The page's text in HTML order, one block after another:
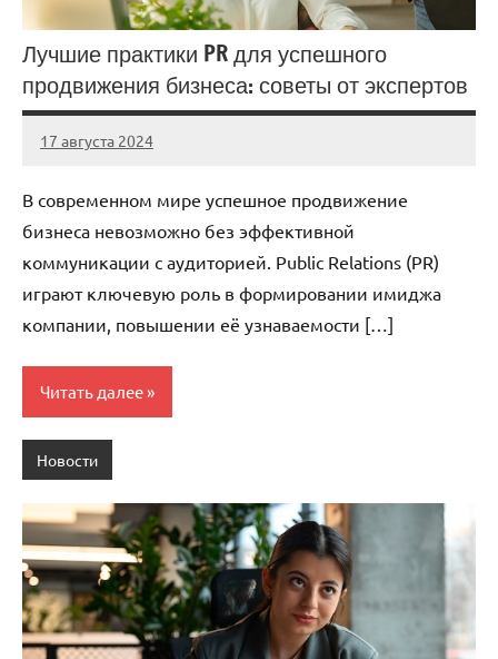
Лучшие практики PR для успешного
продвижения бизнеса: советы от экспертов
17 августа 2024
Avtor
Нет
В современном мире успешное продвижение
бизнеса невозможно без эффективной
коммуникации с аудиторией. Public Relations (PR)
играют ключевую роль в формировании имиджа
компании, повышении её узнаваемости […]
Читать далее
Новости